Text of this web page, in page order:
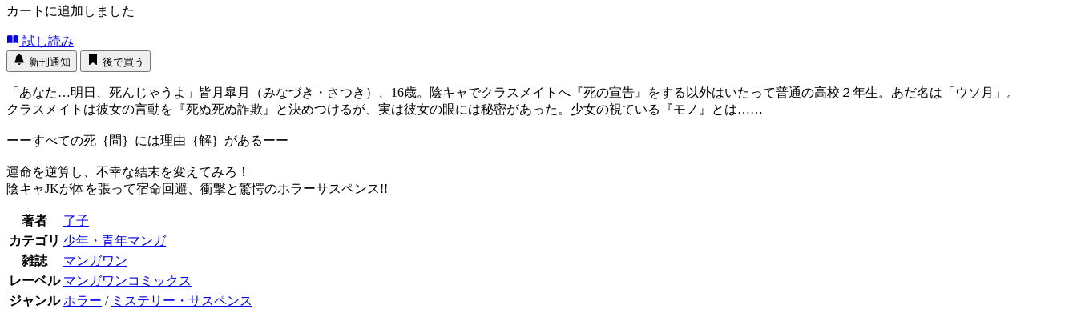
カートに追加しました
試し読み
新刊通知 後で買う
「あなた…明日、死んじゃうよ」皆月皐月（みなづき・さつき）、16歳。陰キャでクラスメイトへ『死の宣告』をする以外はいたって普通の高校２年生。あだ名は「ウソ月」。
クラスメイトは彼女の言動を『死ぬ死ぬ詐欺』と決めつけるが、実は彼女の眼には秘密があった。少女の視ている『モノ』とは……
ーーすべての死｛問｝には理由｛解｝があるーー
運命を逆算し、不幸な結末を変えてみろ！
陰キャJKが体を張って宿命回避、衝撃と驚愕のホラーサスペンス!!
著者
了子
カテゴリ 少年・青年マンガ
雑誌
マンガワン
レーベル マンガワンコミックス
ジャンル ホラー / ミステリー・サスペンス